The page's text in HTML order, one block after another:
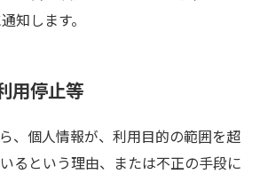
知します。
用停止等
、個人情報が、利用目的の範囲を超
るという理由、または不正の手段に